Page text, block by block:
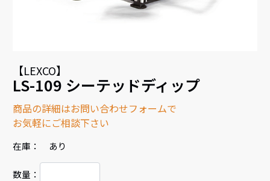
【LEXCO】
LS-109 シーテッドディップ
商品の詳細はお問い合わせフォームで
お気軽にご相談下さい
在庫： あり
数量：